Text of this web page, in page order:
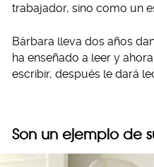
trabajador, sino como un
Bárbara lleva dos años
ha enseñado a leer y
escribir, después le dará
Son un ejemplo de